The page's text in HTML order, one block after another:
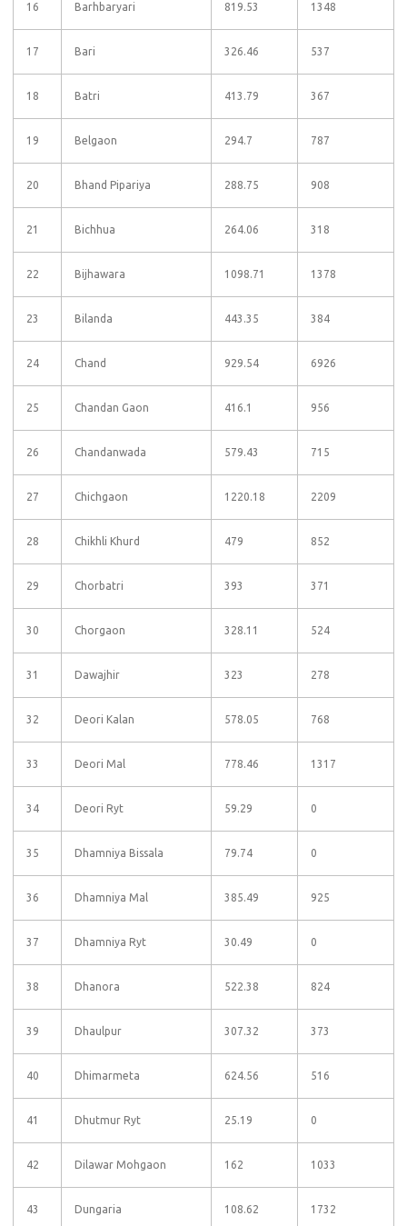
16 Barhbaryari 819.53 1348
17 Bari 326.46 537
18 Batri 413.79 367
19 Belgaon 294.7 787
20 Bhand Pipariya 288.75 908
21 Bichhua 264.06 318
22 Bijhawara 1098.71 1378
23 Bilanda 443.35 384
24 Chand 929.54 6926
25 Chandan Gaon 416.1 956
26 Chandanwada 579.43 715
27 Chichgaon 1220.18 2209
28 Chikhli Khurd 479 852
29 Chorbatri 393 371
30 Chorgaon 328.11 524
31 Dawajhir 323 278
32 Deori Kalan 578.05 768
33 Deori Mal 778.46 1317
34 Deori Ryt 59.29 0
35 Dhamniya Bissala 79.74 0
36 Dhamniya Mal 385.49 925
37 Dhamniya Ryt 30.49 0
38 Dhanora 522.38 824
39 Dhaulpur 307.32 373
40 Dhimarmeta 624.56 516
41 Dhutmur Ryt 25.19 0
42 Dilawar Mohgaon 162 1033
43 Dungaria 108.62 1732